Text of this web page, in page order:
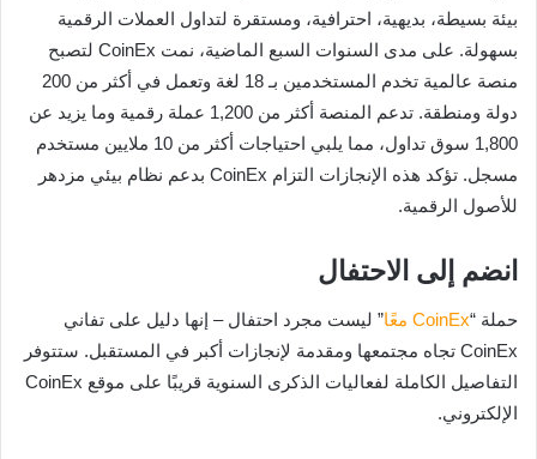
بيئة بسيطة، بديهية، احترافية، ومستقرة لتداول العملات الرقمية
بسهولة. على مدى السنوات السبع الماضية، نمت CoinEx لتصبح
منصة عالمية تخدم المستخدمين بـ 18 لغة وتعمل في أكثر من 200
دولة ومنطقة. تدعم المنصة أكثر من 1,200 عملة رقمية وما يزيد عن
1,800 سوق تداول، مما يلبي احتياجات أكثر من 10 ملايين مستخدم
مسجل. تؤكد هذه الإنجازات التزام CoinEx بدعم نظام بيئي مزدهر
للأصول الرقمية.
انضم إلى الاحتفال
حملة “CoinEx معًا
” ليست مجرد احتفال – إنها دليل على تفاني
CoinEx تجاه مجتمعها ومقدمة لإنجازات أكبر في المستقبل. ستتوفر
التفاصيل الكاملة لفعاليات الذكرى السنوية قريبًا على موقع CoinEx
الإلكتروني.